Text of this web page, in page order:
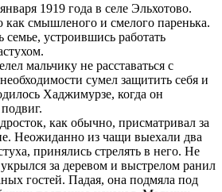
1919 года в селе Эльхотово.
как смышленого и смелого паренька.
устроившись работать
мальчику не расставаться с
сумел защитить себя и
Хаджимурзе, когда он
как обычно, присматривал за
Неожиданно из чащи выехали два
принялись стрелять в него. Не
за деревом и выстрелом ранил
гостей. Падая, она подмяла под